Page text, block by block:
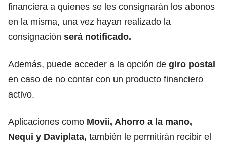
financiera a quienes se les consignarán los abonos
en la misma, una vez hayan realizado la
consignación será notificado.
Además, puede acceder a la opción de giro postal
en caso de no contar con un producto financiero
activo.
Aplicaciones como Movii, Ahorro a la mano,
Nequi y Daviplata, también le permitirán recibir el